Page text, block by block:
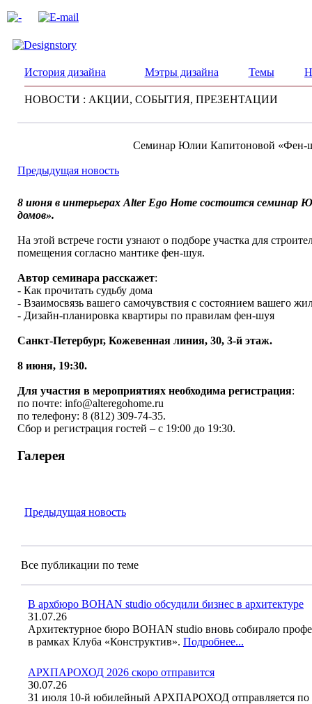
История дизайна Мэтры дизайна Темы
НОВОСТИ : АКЦИИ, СОБЫТИЯ, ПРЕЗЕНТАЦИИ
Семинар Юлии Капитоновой «Фен-
Предыдущая новость
8 июня в интерьерах Alter Ego Home состоится
домов».
На этой встрече гости узнают о подборе участка для
помещения согласно мантике фен-шуя.
Автор семинара расскажет:
- Как прочитать судьбу дома
- Взаимосвязь вашего самочувствия с состоянием вашего
- Дизайн-планировка квартиры по правилам фен-шуя
Санкт-Петербург, Кожевенная линия, 30, 3-й этаж.
8 июня, 19:30.
Для участия в мероприятиях необходима регистрация:
по почте: info@alteregohome.ru
по телефону: 8 (812) 309-74-35.
Сбор и регистрация гостей – с 19:00 до 19:30.
Галерея
Предыдущая новость
Все публикации по теме
В архбюро BOHAN studio обсудили бизнес в архитектуре
31.07.26
Архитектурное бюро BOHAN studio вновь собирало
в рамках Клуба «Конструктив». Подробнее...
АРХПАРОХОД 2026 скоро отправится
30.07.26
31 июля 10-й юбилейный АРХПАРОХОД отправляется по